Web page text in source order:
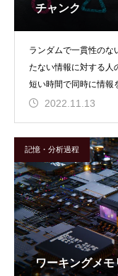
チャンク
ランダムで一貫性のな
たない情報に対する人
短い時間で同時に情報
して処理することが重
2022.11.13
記憶・分析過程
ワーキングメモ